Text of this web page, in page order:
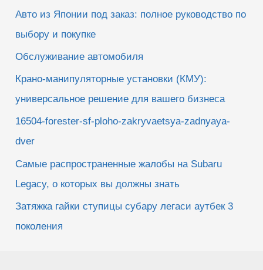
Авто из Японии под заказ: полное руководство по
выбору и покупке
Обслуживание автомобиля
Крано-манипуляторные установки (КМУ):
универсальное решение для вашего бизнеса
16504-forester-sf-ploho-zakryvaetsya-zadnyaya-
dver
Самые распространенные жалобы на Subaru
Legacy, о которых вы должны знать
Затяжка гайки ступицы субару легаси аутбек 3
поколения